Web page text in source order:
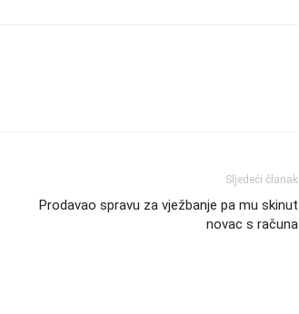
Sljedeći članak
Prodavao spravu za vježbanje pa mu skinut
novac s računa